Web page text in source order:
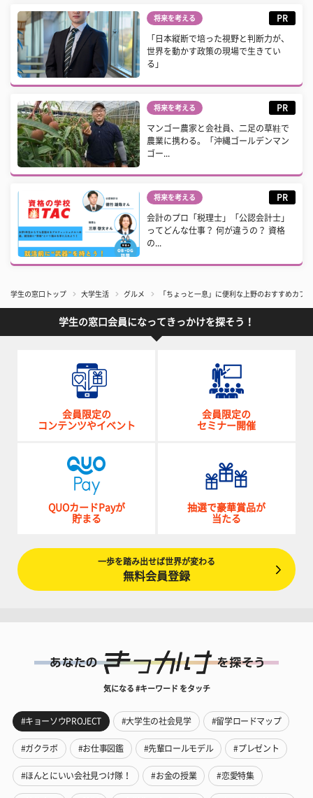
将来を考える PR
「日本縦断で培った視野と判断力が、
世界を動かす政策の現場で生きてい
る」
将来を考える PR
マンゴー農家と会社員、二足の草鞋で
農業に携わる。「沖縄ゴールデンマン
ゴー...
将来を考える PR
会計のプロ「税理士」「公認会計士」
ってどんな仕事？ 何が違うの？ 資格
の...
学生の窓口トップ 大学生活 グルメ 「ちょっと一息」に便利な上野のおすすめカフ
学生の窓口会員になってきっかけを探そう！
会員限定の
コンテンツやイベント
会員限定の
セミナー開催
QUOカードPayが
貯まる
抽選で豪華賞品が
当たる
一歩を踏み出せば世界が変わる
無料会員登録
気になる #キーワード をタッチ
#キョーソウPROJECT #大学生の社会見学 #留学ロードマップ
#ガクラボ #お仕事図鑑 #先輩ロールモデル #プレゼント
#ほんとにいい会社見つけ隊！ #お金の授業 #恋愛特集